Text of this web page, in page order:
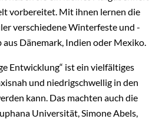
vorbereitet. Mit ihnen lernen die
verschiedene Winterfeste und -
Dänemark, Indien oder Mexiko.
Entwicklung“ ist ein vielfältiges
und niedrigschwellig in den
kann. Das machten auch die
Universität, Simone Abels,